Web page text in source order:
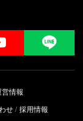
YouTube
情報
せ 採用情報